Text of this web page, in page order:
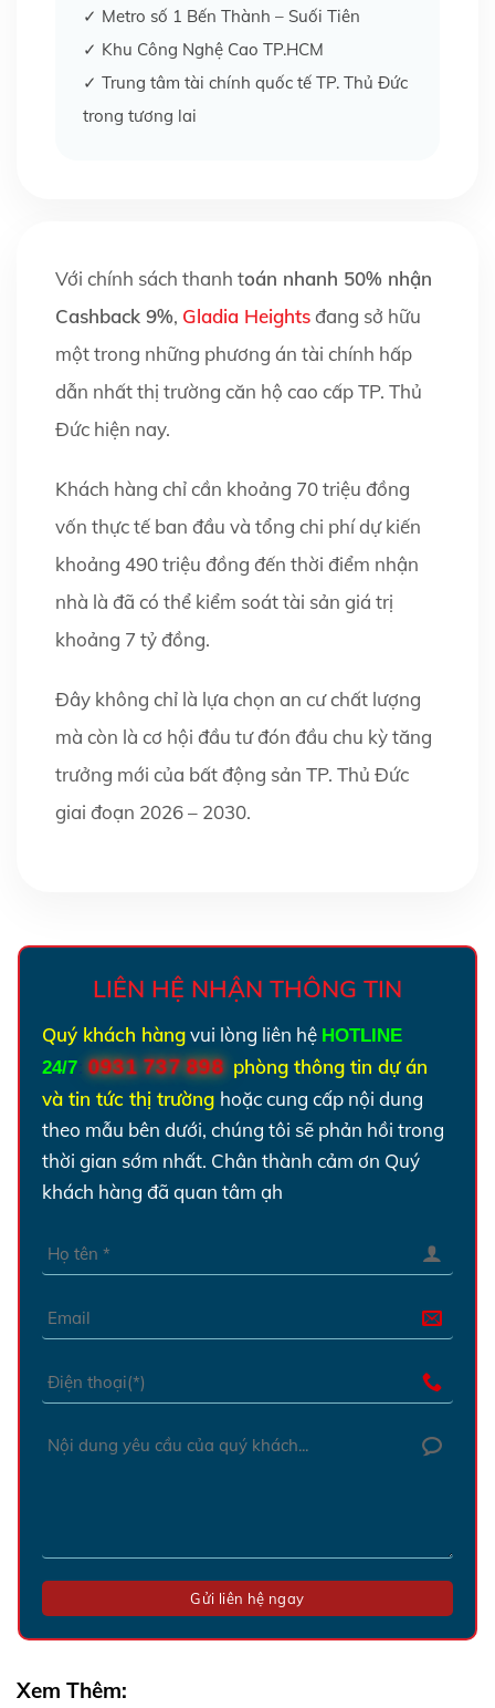
✓ Metro số 1 Bến Thành – Suối Tiên
✓ Khu Công Nghệ Cao TP.HCM
✓ Trung tâm tài chính quốc tế TP. Thủ Đức
trong tương lai
Với chính sách thanh toán nhanh 50% nhận
Cashback 9%, Gladia Heightsđang sở hữu
một trong những phương án tài chính hấp
dẫn nhất thị trường căn hộ cao cấp TP. Thủ
Đức hiện nay.
Khách hàng chỉ cần khoảng 70 triệu đồng
vốn thực tế ban đầu và tổng chi phí dự kiến
khoảng 490 triệu đồng đến thời điểm nhận
nhà là đã có thể kiểm soát tài sản giá trị
khoảng 7 tỷ đồng.
Đây không chỉ là lựa chọn an cư chất lượng
mà còn là cơ hội đầu tư đón đầu chu kỳ tăng
trưởng mới của bất động sản TP. Thủ Đức
giai đoạn 2026 – 2030.
LIÊN HỆ NHẬN THÔNG TIN
Quý khách hàngvui lòng liên hệ HOTLINE
24/7 0931 737 898 phòng thông tin dự án
và tin tức thị trường hoặc cung cấp nội dung
theo mẫu bên dưới, chúng tôi sẽ phản hồi trong
thời gian sớm nhất. Chân thành cảm ơn Quý
khách hàng đã quan tâm ạh
Xem Thêm: